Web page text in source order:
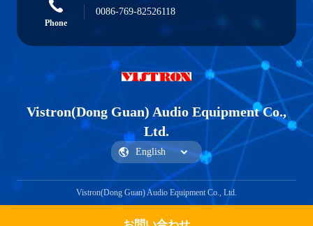
Phone
0086-769-82526118
Vistron(Dong Guan) Audio Equipment Co.,
Ltd.
Vistron(Dong Guan) Audio Equipment Co., Ltd.